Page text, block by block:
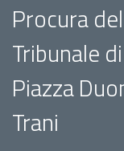
Procura
Tribunale
Piazza
Trani